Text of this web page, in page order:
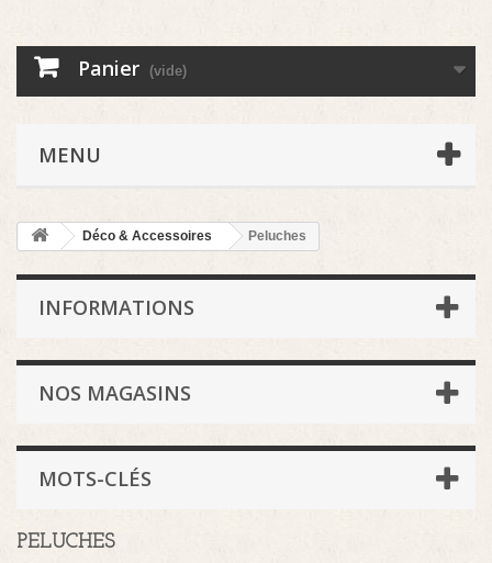
Panier (vide)
MENU
Déco & Accessoires Peluches
INFORMATIONS
NOS MAGASINS
MOTS-CLÉS
PELUCHES